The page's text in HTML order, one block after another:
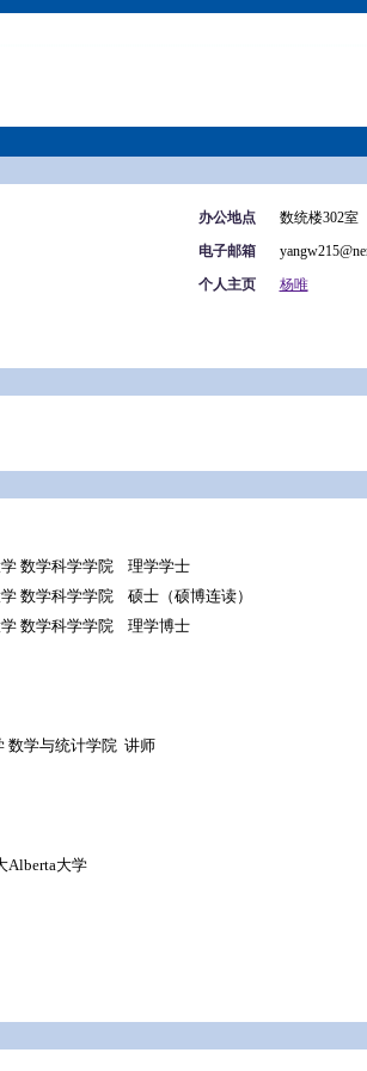
办公地点
数统楼302室
电子邮箱
个人主页 杨唯
数学科学学院 理学学士
数学科学学院 硕士（硕博连读）
数学科学学院 理学博士
学与统计学院 讲师
Alberta大学